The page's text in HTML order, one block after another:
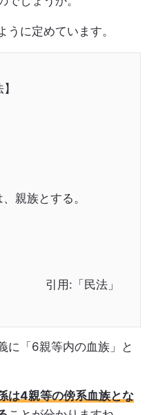
に定めています。
親族とする。
引用:「民法」
に「6親等内の血族」と
は4親等の傍系血族とな